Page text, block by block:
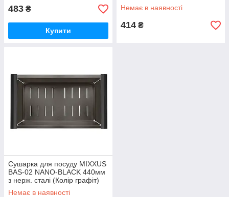
483 ₴
Купити
Немає в наявності
414 ₴
Сушарка для посуду MIXXUS
BAS-02 NANO-BLACK 440мм
з нерж. сталі (Колір графіт)
(MX1949)
Немає в наявності